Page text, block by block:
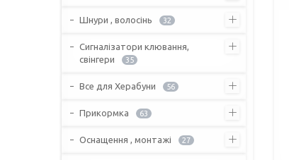
Шнури , волосінь 32
Сигналізатори клювання,
свінгери
35
Все для Херабуни 56
Прикормка 63
Оснащення , монтажі 27